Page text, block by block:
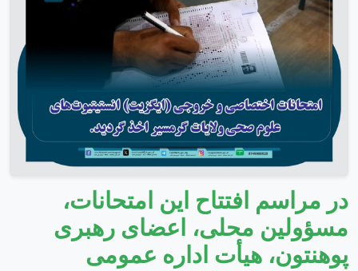
در مراسم افتتاح این امتحانات،
مسؤولین محلی، اعضای رهبری
پوهنتون، هیأت اداره عمومی